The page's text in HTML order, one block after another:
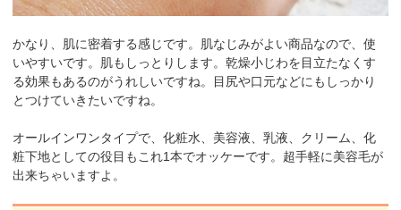
かなり、肌に密着する感じです。肌なじみがよい商品なので、使
いやすいです。肌もしっとりします。乾燥小じわを目立たなくす
る効果もあるのがうれしいですね。目尻や口元などにもしっかり
とつけていきたいですね。
オールインワンタイプで、化粧水、美容液、乳液、クリーム、化
粧下地としての役目もこれ1本でオッケーです。超手軽に美容毛が
出来ちゃいますよ。